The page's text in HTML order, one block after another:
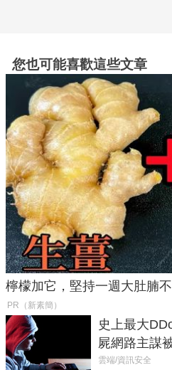
您也可能喜歡這些文章
檸檬加它，堅持一週大肚腩
PR（新素簡）
史上最大
屍網路主謀
癱瘓全球！
雲端/資訊安全